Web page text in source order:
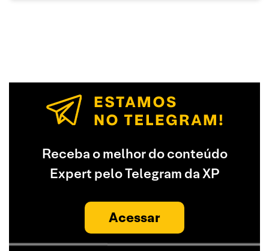
Receba o melhor do conteúdo
Expert pelo Telegram da XP
Acessar